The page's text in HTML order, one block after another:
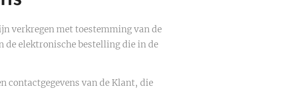
verkregen met toestemming van de
de elektronische bestelling die in de
contactgegevens van de Klant, die